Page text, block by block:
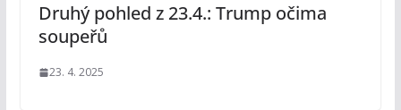
Druhý pohled z 23.4.: Trump očima
soupeřů
23. 4. 2025